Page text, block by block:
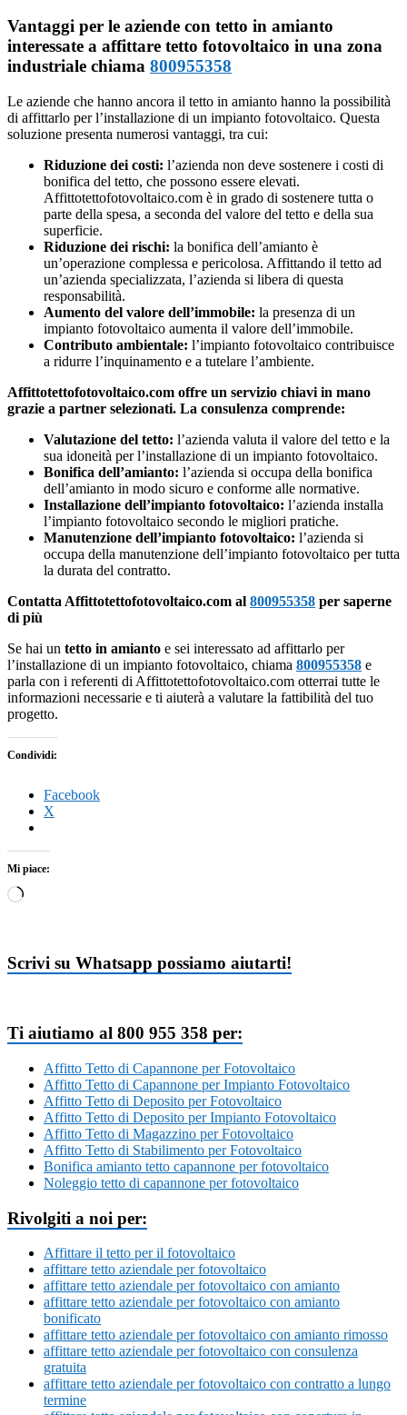
Vantaggi per le aziende con tetto in amianto
interessate a affittare tetto fotovoltaico in una zona
industriale chiama 800955358
Le aziende che hanno ancora il tetto in amianto hanno la possibilità
di affittarlo per l’installazione di un impianto fotovoltaico. Questa
soluzione presenta numerosi vantaggi, tra cui:
Riduzione dei costi: l’azienda non deve sostenere i costi di
bonifica del tetto, che possono essere elevati.
Affittotettofotovoltaico.com è in grado di sostenere tutta o
parte della spesa, a seconda del valore del tetto e della sua
superficie.
Riduzione dei rischi: la bonifica dell’amianto è
un’operazione complessa e pericolosa. Affittando il tetto ad
un’azienda specializzata, l’azienda si libera di questa
responsabilità.
Aumento del valore dell’immobile: la presenza di un
impianto fotovoltaico aumenta il valore dell’immobile.
Contributo ambientale: l’impianto fotovoltaico contribuisce
a ridurre l’inquinamento e a tutelare l’ambiente.
Affittotettofotovoltaico.com offre un servizio chiavi in mano
grazie a partner selezionati. La consulenza comprende:
Valutazione del tetto: l’azienda valuta il valore del tetto e la
sua idoneità per l’installazione di un impianto fotovoltaico.
Bonifica dell’amianto: l’azienda si occupa della bonifica
dell’amianto in modo sicuro e conforme alle normative.
Installazione dell’impianto fotovoltaico: l’azienda installa
l’impianto fotovoltaico secondo le migliori pratiche.
Manutenzione dell’impianto fotovoltaico: l’azienda si
occupa della manutenzione dell’impianto fotovoltaico per tutta
la durata del contratto.
Contatta Affittotettofotovoltaico.com al 800955358 per saperne
di più
Se hai un tetto in amianto e sei interessato ad affittarlo per
l’installazione di un impianto fotovoltaico, chiama 800955358 e
parla con i referenti di Affittotettofotovoltaico.com otterrai tutte le
informazioni necessarie e ti aiuterà a valutare la fattibilità del tuo
progetto.
Condividi:
Facebook
X
Mi piace:
Caricamento
Scrivi su Whatsapp possiamo aiutarti!
Ti aiutiamo al 800 955 358 per:
Affitto Tetto di Capannone per Fotovoltaico
Affitto Tetto di Capannone per Impianto Fotovoltaico
Affitto Tetto di Deposito per Fotovoltaico
Affitto Tetto di Deposito per Impianto Fotovoltaico
Affitto Tetto di Magazzino per Fotovoltaico
Affitto Tetto di Stabilimento per Fotovoltaico
Bonifica amianto tetto capannone per fotovoltaico
Noleggio tetto di capannone per fotovoltaico
Rivolgiti a noi per:
Affittare il tetto per il fotovoltaico
affittare tetto aziendale per fotovoltaico
affittare tetto aziendale per fotovoltaico con amianto
affittare tetto aziendale per fotovoltaico con amianto
bonificato
affittare tetto aziendale per fotovoltaico con amianto rimosso
affittare tetto aziendale per fotovoltaico con consulenza
gratuita
affittare tetto aziendale per fotovoltaico con contratto a lungo
termine